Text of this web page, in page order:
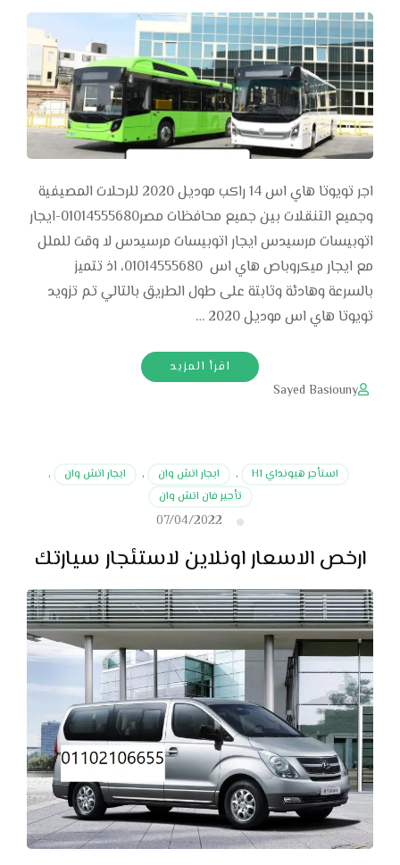
اجر تويوتا هاي اس 14 راكب موديل 2020 للرحلات المصيفية
وجميع التنقلات بين جميع محافظات مصر01014555680-ايجار
اتوبيسات مرسيدس ايجار اتوبيسات مرسيدس لا وقت للملل
مع ايجار ميكروباص هاي اس 01014555680، اذ تتميز
بالسرعة وهادئة وثابتة على طول الطريق بالتالي تم تزويد
تويوتا هاي اس موديل 2020 …
اقرأ المزيد
Sayed Basiouny
استأجر هيونداي H1 , ايجار اتش وان , ايجار اتش وان
,
تأجير فان اتش وان
07/04/2022
ارخص الاسعار اونلاين لاستئجار سيارتك